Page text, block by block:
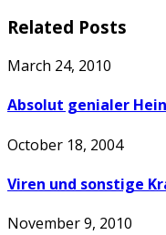
Related Posts
March 24, 2010
Absolut genialer
October 18, 2004
Viren und sonstige
November 9, 2010